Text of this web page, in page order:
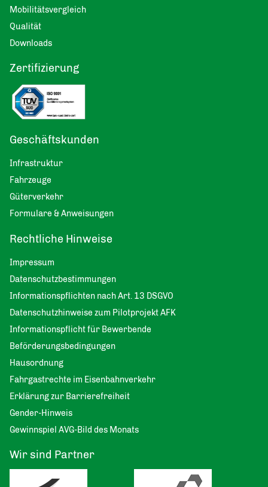
Mobilitätsvergleich
Qualität
Downloads
Zertifizierung
Geschäftskunden
Infrastruktur
Fahrzeuge
Güterverkehr
Formulare & Anweisungen
Rechtliche Hinweise
Impressum
Datenschutzbestimmungen
Informationspflichten nach Art. 13 DSGVO
Datenschutzhinweise zum Pilotprojekt AFK
Informationspflicht für Bewerbende
Beförderungsbedingungen
Hausordnung
Fahrgastrechte im Eisenbahnverkehr
Erklärung zur Barrierefreiheit
Gender-Hinweis
Gewinnspiel AVG-Bild des Monats
Wir sind Partner